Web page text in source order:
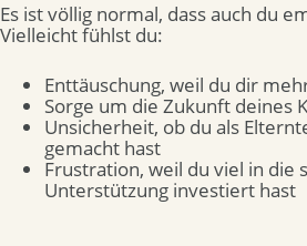
Es ist völlig normal, dass auch du
Vielleicht fühlst du:
Enttäuschung, weil du dir
Sorge um die Zukunft deines
Unsicherheit, ob du als
gemacht hast
Frustration, weil du viel in die
Unterstützung investiert hast